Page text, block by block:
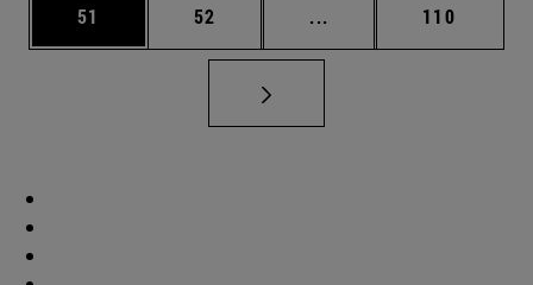
Página
51 Página
52 ... Páginas intermedias
Página
110